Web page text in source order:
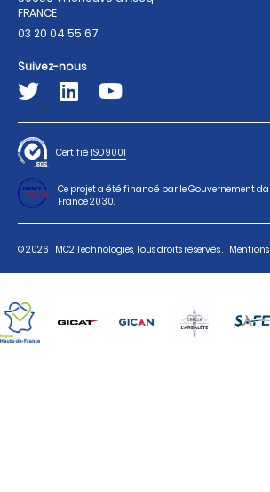
FRANCE
03 20 04 55 67
Suivez-nous
Certifié ISO 9001
Ce projet a été financé par le Gouvernement
France 2030.
© 2026 MC2 Technologies, Tous droits réservés .